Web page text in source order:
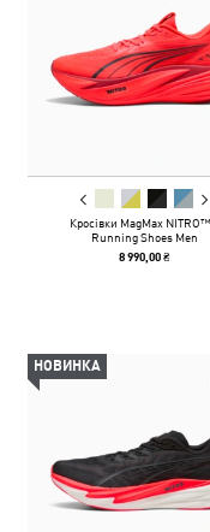
Кросівки MagMax
Running Shoes Men
8 990,00 ₴
НОВИНКА